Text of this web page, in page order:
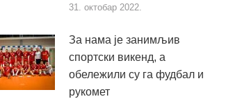
31. октобар 2022.
За нама је занимљив
спортски викенд, а
обележили су га фудбал и
рукомет